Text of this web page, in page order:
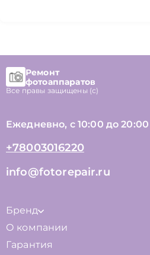
Ремонт
фотоаппаратов
Все правы защищены (с)
Ежедневно, с 10:00 до 20:00
+78003016220
info@fotorepair.ru
Бренд
О компании
Гарантия